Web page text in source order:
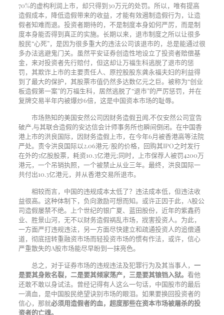
70%的虚构利润上市，却只得到30万元的处罚。所以，唯有提高
造假成本，降低造假带来的收益，才能有效遏制造假行为，让造
假者知难而退。投资者期待的，不是制度本身如何严厉，而是制
度本身能否得到真正的实施。长期以来，退市制度之所以让很多
股民“心死”，是因为很多重大的违法公司该退市的，总是能通过很
多办法逃避鬼门关。虽然平安证券创造性地设立了投资者赔偿基
金，来对投资者先行赔付，但这却让万福生科逃脱了退市的惩
罚，其欺诈上市的主要责任人、原控股股东龚永福夫妇的利益得
到了最大的保护，其股票市值仍然多达数亿元之巨。被称为“创业
板造假第一案”的万福生科，居然逃脱了“退市”的严厉惩罚，并在
复牌交易半年内被爆炒6倍，这是中国资本市场的耻辱。
市场熟知的美国安然公司因财务造假丑闻,不仅安然公司宣告
破产,与其联合造假的安达信会计师事务所也瞬间倒闭。在中国香
港上市的洪良国际，因财务造假上市，在今年6月被香港高等法院
严处。责令洪良国际以2.06港元/股的价格，回购其IPO之时发行
在外的5亿股股票，耗资10.3亿港元;同时，上市保荐人被罚4200万
港元，一个吊销执照，一个被禁止从业三年。最终，洪良国际一
共付出10.3亿港元，并从香港交易所退市。
相较而言，中国的违规成本太低了？违法成本低，但违法收
益很高。这种体制下，负向激励可想而知。或许正因于此， A股公
司造假屡禁不绝。上个世纪的银广夏、蓝田股份，近年的紫鑫药
业、胜景山河，无不以财务造假祸乱市场，戕害投资人。为此，
一方面严打违规违法，另一方面尽快建立和疏通投资人的追偿通
道，彻底扭转重融资市场而轻投资市场的惯有作法，或许，信心
严重散失的A股市场能尽早盼到一抹亮色。
总之，对于证券市场的违规违法及犯罪行为及其当事人， 一
是要其身败名裂，二是要其倾家荡产，三是要其锒铛入狱。 看他
还敢不敢以身试法。曾经记得有人这么一句话，中国股市的最后
一滴血，是中国股民绝望诀别市场的眼泪。如果要换回投资者的
信心，那就必须用造假者的血，超度那些在资本市场被屠杀的投
资者的亡魂。